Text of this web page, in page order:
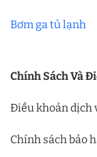
Bơm ga tủ lạnh
Chính Sách Và
Điều khoản dịch
Chính sách bảo